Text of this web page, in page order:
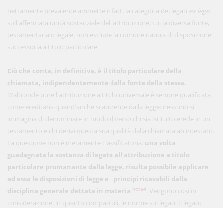
nettamente prevalente ammette infatti la categoria dei legati ex lege,
sull'affermata unità sostanziale dell'attribuzione, cui la diversa fonte,
testamentaria o legale, non esclude la comune natura di disposizione
successoria a titolo particolare.
Ciò che conta, in definitiva, è il titolo particolare della
chiamata, indipendentemente dalla fonte della stessa.
D'altronde pure l'attribuzione a titolo universale è sempre qualificata
come ereditaria quand'anche scaturente dalla legge: nessuno si
immagina di denominare in modo diverso chi sia istituito erede in un
testamento e chi derivi questa sua qualità dalla chiamata ab intestato.
La questione non è meramente classificatoria: una volta
guadagnata la sostanza di legato all'attribuzione a titolo
particolare promanante dalla legge, risulta possibile applicare
ad essa le disposizioni di legge e i principi ricavabili dalla
disciplina generale dettata in materia nota4
. Vengono così in
considerazione, in quanto compatibili, le norme sui legati. Il legato